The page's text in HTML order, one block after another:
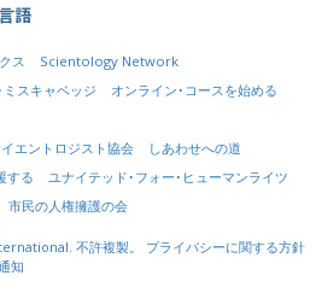
言語
ス
Scientology Network
スキャベッジ
オンライン･コースを始める
エントロジスト協会
しあわせへの道
する
ユナイテッド･フォー･ヒューマンライツ
市民の人権擁護の会
不許複製。 プライバシーに関する方針
知